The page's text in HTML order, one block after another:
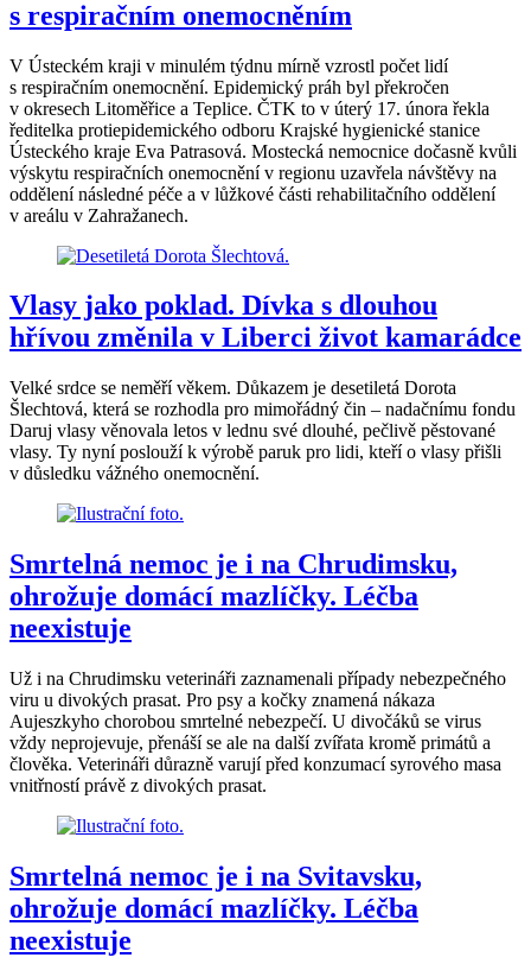
s respiračním onemocněním
V Ústeckém kraji v minulém týdnu mírně vzrostl počet lidí
s respiračním onemocnění. Epidemický práh byl překročen
v okresech Litoměřice a Teplice. ČTK to v úterý 17. února řekla
ředitelka protiepidemického odboru Krajské hygienické stanice
Ústeckého kraje Eva Patrasová. Mostecká nemocnice dočasně kvůli
výskytu respiračních onemocnění v regionu uzavřela návštěvy na
oddělení následné péče a v lůžkové části rehabilitačního oddělení
v areálu v Zahražanech.
Vlasy jako poklad. Dívka s dlouhou
hřívou změnila v Liberci život kamarádce
Velké srdce se neměří věkem. Důkazem je desetiletá Dorota
Šlechtová, která se rozhodla pro mimořádný čin – nadačnímu fondu
Daruj vlasy věnovala letos v lednu své dlouhé, pečlivě pěstované
vlasy. Ty nyní poslouží k výrobě paruk pro lidi, kteří o vlasy přišli
v důsledku vážného onemocnění.
Smrtelná nemoc je i na Chrudimsku,
ohrožuje domácí mazlíčky. Léčba
neexistuje
Už i na Chrudimsku veterináři zaznamenali případy nebezpečného
viru u divokých prasat. Pro psy a kočky znamená nákaza
Aujeszkyho chorobou smrtelné nebezpečí. U divočáků se virus
vždy neprojevuje, přenáší se ale na další zvířata kromě primátů a
člověka. Veterináři důrazně varují před konzumací syrového masa
vnitřností právě z divokých prasat.
Smrtelná nemoc je i na Svitavsku,
ohrožuje domácí mazlíčky. Léčba
neexistuje